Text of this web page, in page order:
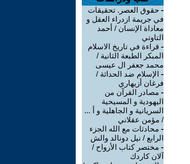
- حقوق العصر. تحقيقات
في جريمة ازدراء العقل و
معاداة الإنسان / أحمد
التاوتي
- قراءة في تاريخ الاسلام
المبكر الطبعة الثانية /
محمد جعفر ال عيسى
- الإسلام ضد الحداثة /
فرغان أزيهاري
- مصادر القرآن من
اليهودية و المسيحية
السريانية و الجاهلية و أ ...
/ مؤمن عقلاني
- محادثات مع الله الجزء
الرابع / نيل دونالد والش
- مختصر كتاب الأرواح /
آلان كاردك